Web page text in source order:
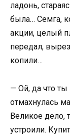
ладонь,
была… Семга,
акции, целый
передал,
копили…
— Ой, да что
отмахнулась
Великое дело,
устроили.